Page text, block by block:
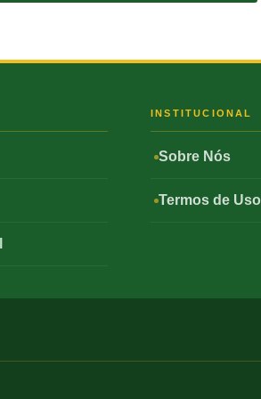
INSTITUCIONAL
Sobre Nós
Termos de Uso